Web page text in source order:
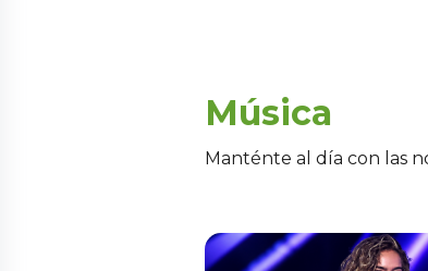
Música
Manténte al día con las